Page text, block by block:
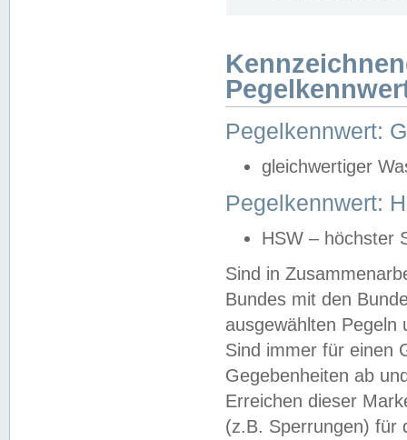
Pegelkennwert:
gleichwertiger
Pegelkennwert:
HSW – höchster
Sind in
Bundes mit den
ausgewählten
Sind immer für einen
Gegebenheiten ab
Erreichen dieser
(z.B. Sperrungen) für